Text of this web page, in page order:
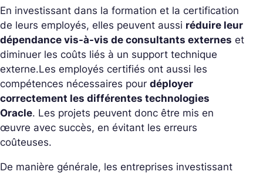
En investissant dans la formation et la certification
de leurs employés, elles peuvent aussi réduire leur
dépendance vis-à-vis de consultants externes et
diminuer les coûts liés à un support technique
externe.Les employés certifiés ont aussi les
compétences nécessaires pour déployer
correctement les différentes technologies
Oracle. Les projets peuvent donc être mis en
œuvre avec succès, en évitant les erreurs
coûteuses.
De manière générale, les entreprises investissant